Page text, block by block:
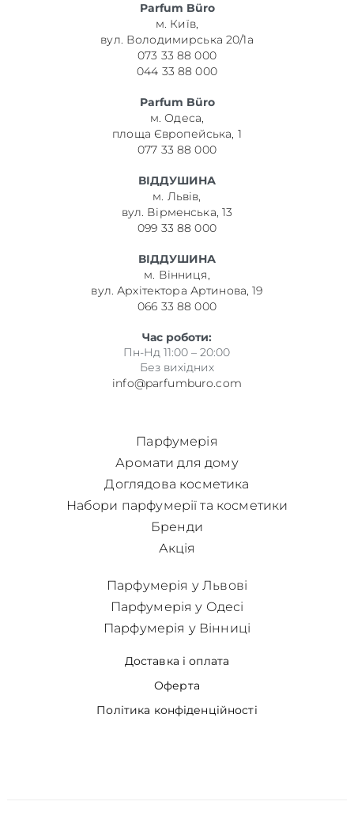
Parfum Büro
м. Київ,
вул. Володимирська 20/1а
073 33 88 000
044 33 88 000
Parfum Büro
м. Одеса,
площа Європейська, 1
077 33 88 000
ВІДДУШИНА
м. Львів,
вул. Вірменська, 13
099 33 88 000
ВІДДУШИНА
м. Вінниця,
вул. Архітектора Артинова, 19
066 33 88 000
Час роботи:
Пн-Нд 11:00 – 20:00
Без вихідних
info@parfumburo.com
Парфумерія
Аромати для дому
Доглядова косметика
Набори парфумерії та косметики
Бренди
Акція
Доставка і оплата
Оферта
Політика конфіденційності
Парфумерія у Львові
Парфумерія у Одесі
Парфумерія у Вінниці